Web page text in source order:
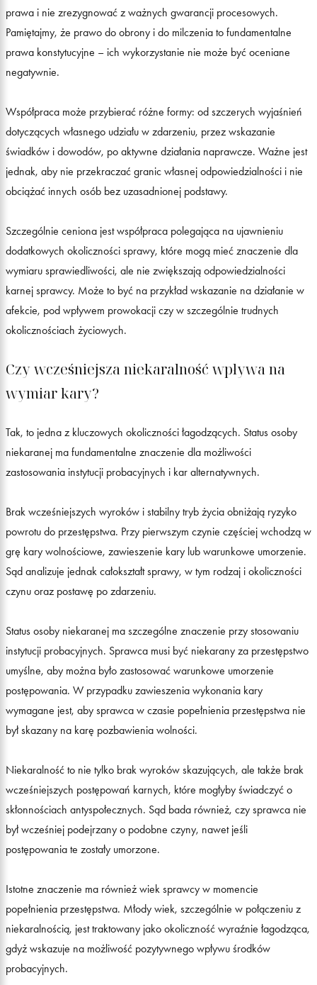
prawa i nie zrezygnować z ważnych gwarancji procesowych.
Pamiętajmy, że prawo do obrony i do milczenia to fundamentalne
prawa konstytucyjne – ich wykorzystanie nie może być oceniane
negatywnie.
Współpraca może przybierać różne formy: od szczerych wyjaśnień
dotyczących własnego udziału w zdarzeniu, przez wskazanie
świadków i dowodów, po aktywne działania naprawcze. Ważne jest
jednak, aby nie przekraczać granic własnej odpowiedzialności i nie
obciążać innych osób bez uzasadnionej podstawy.
Szczególnie ceniona jest współpraca polegająca na ujawnieniu
dodatkowych okoliczności sprawy, które mogą mieć znaczenie dla
wymiaru sprawiedliwości, ale nie zwiększają odpowiedzialności
karnej sprawcy. Może to być na przykład wskazanie na działanie w
afekcie, pod wpływem prowokacji czy w szczególnie trudnych
okolicznościach życiowych.
Czy wcześniejsza niekaralność wpływa na
wymiar kary?
Tak, to jedna z kluczowych okoliczności łagodzących. Status osoby
niekaranej ma fundamentalne znaczenie dla możliwości
zastosowania instytucji probacyjnych i kar alternatywnych.
Brak wcześniejszych wyroków i stabilny tryb życia obniżają ryzyko
powrotu do przestępstwa. Przy pierwszym czynie częściej wchodzą w
grę kary wolnościowe, zawieszenie kary lub warunkowe umorzenie.
Sąd analizuje jednak całokształt sprawy, w tym rodzaj i okoliczności
czynu oraz postawę po zdarzeniu.
Status osoby niekaranej ma szczególne znaczenie przy stosowaniu
instytucji probacyjnych. Sprawca musi być niekarany za przestępstwo
umyślne, aby można było zastosować warunkowe umorzenie
postępowania. W przypadku zawieszenia wykonania kary
wymagane jest, aby sprawca w czasie popełnienia przestępstwa nie
był skazany na karę pozbawienia wolności.
Niekaralność to nie tylko brak wyroków skazujących, ale także brak
wcześniejszych postępowań karnych, które mogłyby świadczyć o
skłonnościach antyspołecznych. Sąd bada również, czy sprawca nie
był wcześniej podejrzany o podobne czyny, nawet jeśli
postępowania te zostały umorzone.
Istotne znaczenie ma również wiek sprawcy w momencie
popełnienia przestępstwa. Młody wiek, szczególnie w połączeniu z
niekaralnością, jest traktowany jako okoliczność wyraźnie łagodząca,
gdyż wskazuje na możliwość pozytywnego wpływu środków
probacyjnych.